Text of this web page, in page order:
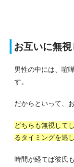
お互いに無視
男性の中には、喧
す。
だからといって、
どちらも無視して
るタイミングを逃
時間が経てば彼氏